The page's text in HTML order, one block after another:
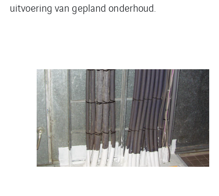
uitvoering van gepland onderhoud.